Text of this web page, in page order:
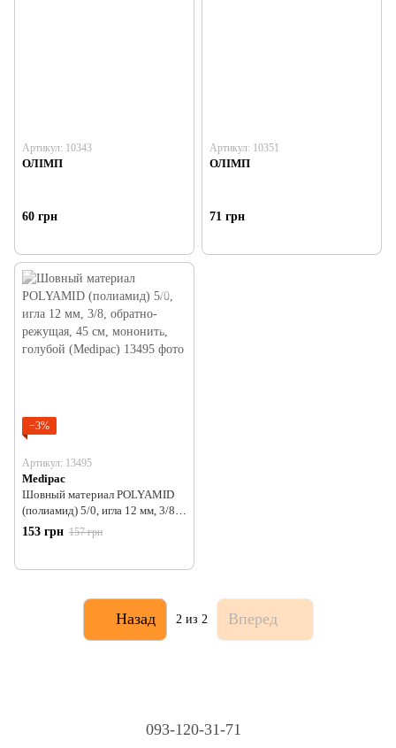
Артикул: 10343
ОЛІМП
60 грн
Артикул: 10351
ОЛІМП
71 грн
−3%
Артикул: 13495
Medipac
Шовный материал POLYAMID
(полиамид) 5/0, игла 12 мм, 3/8,
обратно-режущая, 45 см,
мононить, голубой (Medipac)
153 грн 157 грн
Назад 2 из 2 Вперед
093-120-31-71